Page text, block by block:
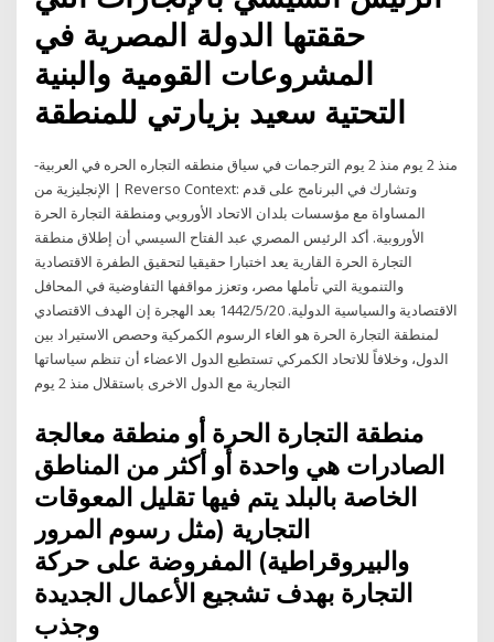
حققتها الدولة المصرية في
المشروعات القومية والبنية
التحتية سعيد بزيارتي للمنطقة
منذ 2 يوم منذ 2 يوم الترجمات في سياق منطقه التجاره الحره في العربية-
الإنجليزية من | Reverso Context: وتشارك في البرنامج على قدم
المساواة مع مؤسسات بلدان الاتحاد الأوروبي ومنطقة التجارة الحرة
الأوروبية. أكد الرئيس المصري عبد الفتاح السيسي أن إطلاق منطقة
التجارة الحرة القارية يعد اختبارا حقيقيا لتحقيق الطفرة الاقتصادية
والتنموية التي تأملها مصر، وتعزز مواقفها التفاوضية في المحافل
الاقتصادية والسياسية الدولية. 20‏‏/5‏‏/1442 بعد الهجرة إن الهدف الاقتصادي
لمنطقة التجارة الحرة هو الغاء الرسوم الكمركية وحصص الاستيراد بين
الدول، وخلافاً للاتحاد الكمركي تستطيع الدول الاعضاء أن تنظم سياساتها
التجارية مع الدول الاخرى باستقلال منذ 2 يوم
منطقة التجارة الحرة أو منطقة معالجة
الصادرات هي واحدة أو أكثر من المناطق
الخاصة بالبلد يتم فيها تقليل المعوقات
التجارية (مثل رسوم المرور
والبيروقراطية) المفروضة على حركة
التجارة بهدف تشجيع الأعمال الجديدة
وجذب